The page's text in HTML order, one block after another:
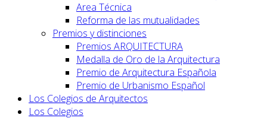
Area Técnica
Reforma de las mutualidades
Premios y distinciones
Premios ARQUITECTURA
Medalla de Oro de la Arquitectura
Premio de Arquitectura Española
Premio de Urbanismo Español
Los Colegios de Arquitectos
Los Colegios